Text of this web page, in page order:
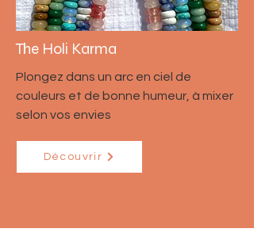
The Holi Karma
Plongez dans un arc en ciel de
couleurs et de bonne humeur, à mixer
selon vos envies
Découvrir